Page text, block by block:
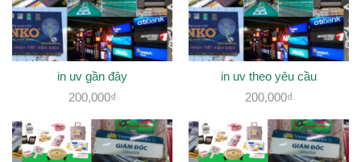
in uv gần đây
200,000₫
in uv theo yêu cầu
200,000₫